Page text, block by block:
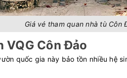
Giá vé tham quan nhà tù Côn
VQG Côn Đảo
quốc gia này bảo tồn nhiều hệ